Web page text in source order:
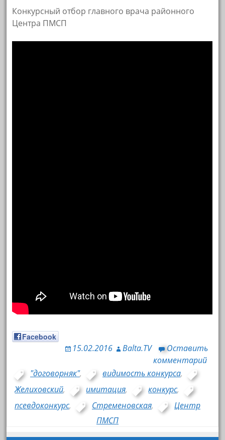
Конкурсный отбор главного врача районного
Центра ПМСП
Facebook
15.02.2016 Balta.TV
Оставить
комментарий
"договорняк", видимость конкурса,
Желиховский, имитация, конкурс,
псевдоконкурс, Стременовская,
Центр
ПМСП